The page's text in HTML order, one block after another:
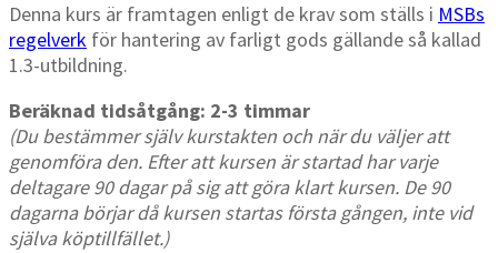
Denna kurs är framtagen enligt de krav som ställs i MSBs
regelverk för hantering av farligt gods gällande så kallad
1.3-utbildning.
Beräknad tidsåtgång: 2-3 timmar
(Du bestämmer själv kurstakten och när du väljer att
genomföra den. Efter att kursen är startad har varje
deltagare 90 dagar på sig att göra klart kursen. De 90
dagarna börjar då kursen startas första gången, inte vid
själva köptillfället.)